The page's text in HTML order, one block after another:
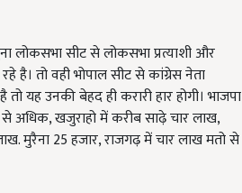
लोकसभा सीट से लोकसभा प्रत्याशी और
है। तो वही भोपाल सीट से कांग्रेस नेता
यह उनकी बेहद ही करारी हार होगी।भाजपा
अधिक, खजुराहो में करीब साढ़े चार लाख,
मुरैना 25 हजार, राजगढ़ में चार लाख मतो से